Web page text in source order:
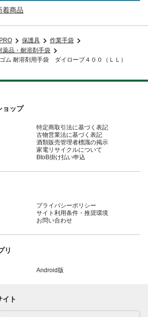
着商品
保護具
作業手袋
薬品・耐溶剤手袋
ム 耐溶剤用手袋 ダイローブ４００（ＬＬ）
ョップ
特定商取引法に基づく表記
古物営業法に基づく表記
酒類販売管理者標識の掲示
家電リサイクルについて
BtoB掛け払い申込
プライバシーポリシー
サイト利用条件・推奨環境
お問い合わせ
リ
Android版
イト